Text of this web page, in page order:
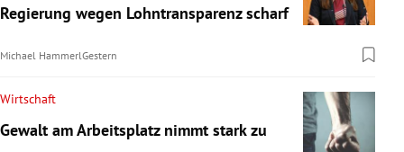
Regierung wegen Lohntransparenz scharf
Michael HammerlGestern
Wirtschaft
Gewalt am Arbeitsplatz nimmt stark zu